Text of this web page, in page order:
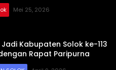
Mei 25, 2026
Kabupaten Solok ke-113
Rapat Paripurna